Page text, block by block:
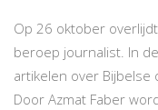
Op 26 oktober overlijdt
beroep journalist. In
artikelen over
Door Azmat Faber